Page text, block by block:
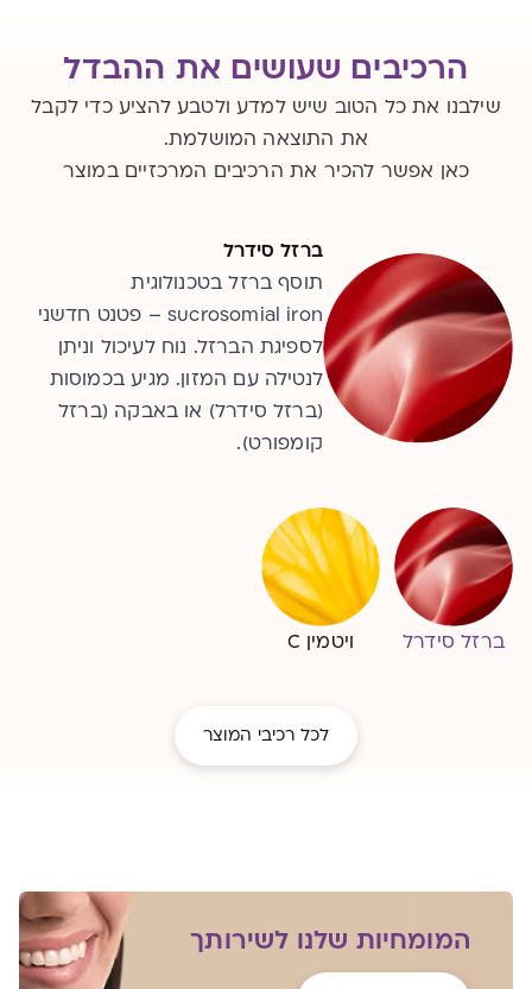
הרכיבים שעושים את ההבדל
שילבנו את כל הטוב שיש למדע ולטבע להציע כדי לקבל
את התוצאה המושלמת.
כאן אפשר להכיר את הרכיבים המרכזיים במוצר
ברזל סידרל
תוסף ברזל בטכנולוגית
sucrosomial iron – פטנט חדשני
לספיגת הברזל. נוח לעיכול וניתן
לנטילה עם המזון. מגיע בכמוסות
(ברזל סידרל) או באבקה (ברזל
קומפורט).
ויטמין C
ויטמין הפועל כנוגד חמצון. חשוב
לפעילות מערכת החיסון, חיוני לייצור
קולגן בעור, וכן מסייע בספיגת ברזל
מהצומח. נמצא בפירות וירקות
טריים, למשל בפירות הדר, עגבניה
ופלפל.
ברזל סידרל ויטמין C
לכל רכיבי המוצר
המומחיות שלנו לשירותך